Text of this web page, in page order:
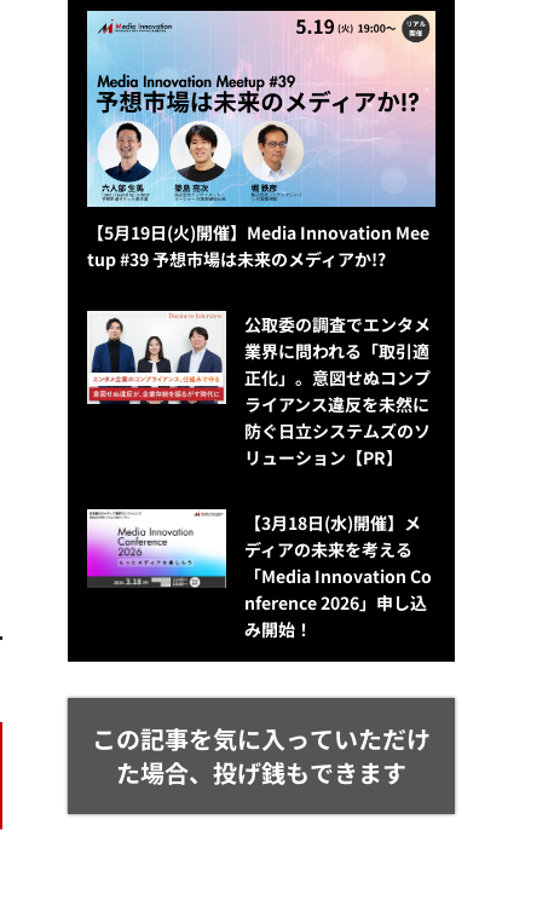
【5月19日(火)開催】Media Innovation Mee
tup #39 予想市場は未来のメディアか!?
公​​取委の調査でエンタメ
業界に問われる「取引適
正化」。意図せぬコンプ
ライアンス違反を未然に
防ぐ日立システムズのソ
リューション​【PR】
【3月18日(水)開催】メ
ディアの未来を考える
「Media Innovation Co
nference 2026」申し込
み開始！
この記事を気に入っていただけ
た場合、投げ銭もできます